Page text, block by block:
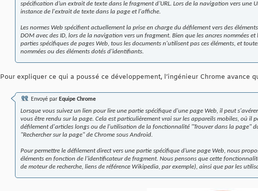
spécification d’un extrait de texte dans le fragment d’URL. Lors de la navigation vers
instance de l'extrait de texte dans la page et l'affiche.
Les normes Web spécifient actuellement la prise en charge du défilement vers des
DOM avec des ID, lors de la navigation vers un fragment. Bien que les ancres nommées
parties spécifiques de pages Web, tous les documents n'utilisent pas ces éléments, et
nommées ou des éléments dotés d'identifiants.
Pour expliquer ce qui a poussé ce développement, l’ingénieur Chrome avance
Envoyé par Equipe Chrome
Lorsque vous suivez un lien pour lire une partie spécifique d'une page Web, il peut
vous être rendu sur la page. Cela est particulièrement vrai sur les appareils mobiles, où il
défilement d'articles longs ou de l'utilisation de la fonctionnalité "Trouver dans la page"
"Rechercher sur la page" de Chrome sous Android.
Pour permettre le défilement direct vers une partie spécifique d’une page Web, nous
éléments en fonction de l’identificateur de fragment. Nous pensons que cette
de moteur de recherche, liens de référence Wikipedia, par exemple), ainsi que par les